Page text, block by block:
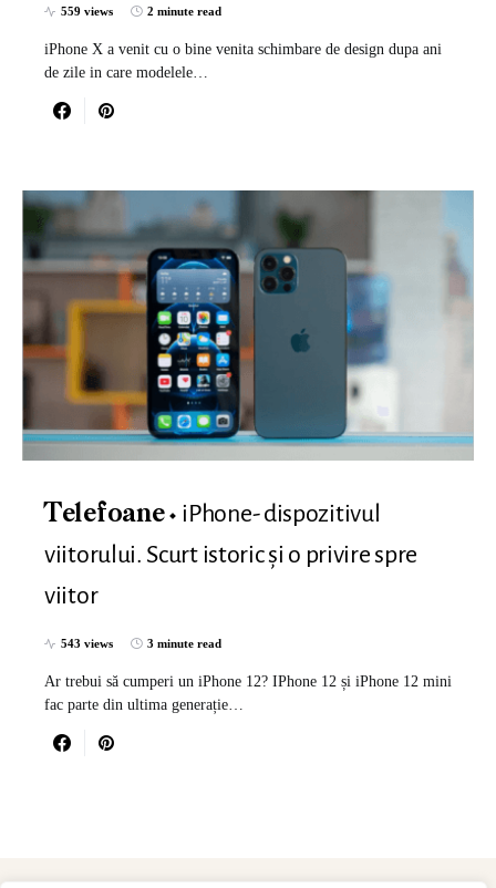
559 views 2 minute read
iPhone X a venit cu o bine venita schimbare de design dupa ani
de zile in care modelele…
Telefoane
iPhone- dispozitivul
viitorului. Scurt istoric şi o privire spre
viitor
543 views 3 minute read
Ar trebui să cumperi un iPhone 12? IPhone 12 și iPhone 12 mini
fac parte din ultima generație…